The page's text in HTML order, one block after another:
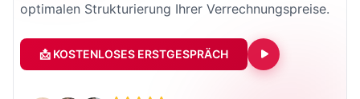
optimalen Strukturierung Ihrer Verrechnungspreise.
📩 KOSTENLOSES ERSTGESPRÄCH